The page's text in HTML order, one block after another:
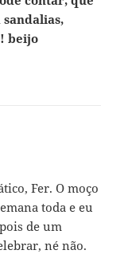
beijo
Fer. O moço
toda e eu
de um
né não.